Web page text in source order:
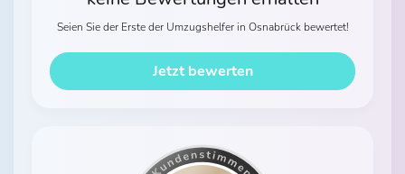
Seien Sie der Erste der Umzugshelfer in Osnabrück bewertet!
Jetzt bewerten